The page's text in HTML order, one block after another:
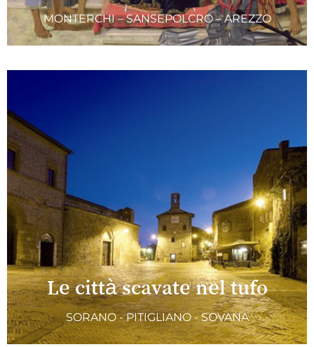
MONTERCHI – SANSEPOLCRO – AREZZO
Le città scavate nel tufo
SORANO - PITIGLIANO - SOVANA